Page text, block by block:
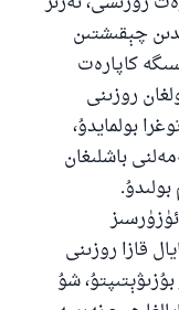
چېقىشتىن
كاپارەت
روزىنى
بولمايدۇ،
باشلىغان
قازا روزىنى
شۇ